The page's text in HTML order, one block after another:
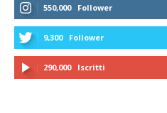
550,000 Follower
9,300 Follower
290,000 Iscritti